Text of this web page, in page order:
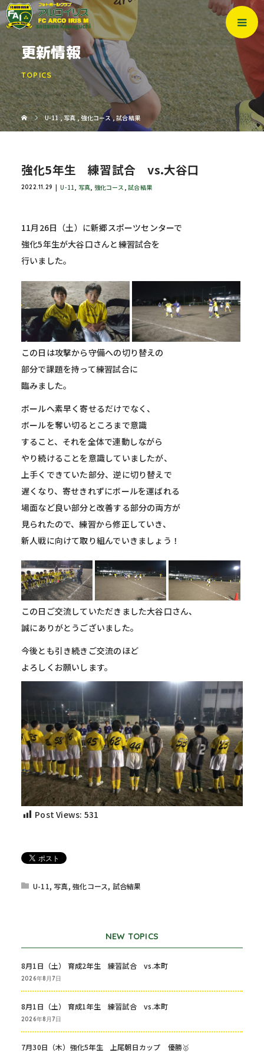
更新情報
TOPICS
U-11,写真 ,強化コース,試合結果
強化5年生 練習試合 vs.大谷口
2022.11.29 U-11, 写真, 強化コース ,試合結果
11月26日（土）に新郷スポーツセンターで
強化5年生が大谷口さんと練習試合を
行いました。
この日は攻撃から守備への切り替えの
部分で課題を持って練習試合に
臨みました。
ボールへ素早く寄せるだけでなく、
ボールを奪い切るところまで意識
すること、それを全体で連動しながら
やり続けることを意識していましたが、
上手くできていた部分、逆に切り替えで
遅くなり、寄せきれずにボールを運ばれる
場面など良い部分と改善する部分の両方が
見られたので、練習から修正していき、
新人戦に向けて取り組んでいきましょう！
この日ご交流していただきました大谷口さん、
誠にありがとうございました。
今後とも引き続きご交流のほど
よろしくお願いします。
Post Views: 531
U-11, 写真,強化コース, 試合結果
NEW TOPICS
8月1日（土） 育成2年生 練習試合 vs.本町
2026年8月7日
8月1日（土） 育成1年生 練習試合 vs.本町
2026年8月7日
7月30日（木）強化5年生 上尾朝日カップ 優勝🥇